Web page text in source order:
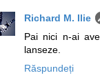
Richard M. Ilie
Pai nici n-ai
lanseze.
Răspundeți